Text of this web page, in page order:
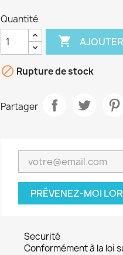
Quantité

 Rupture de stock
Partager
PRÉVENEZ-MOI
Securité
Conformément à la loi